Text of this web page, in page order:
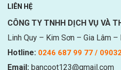
LIÊN HỆ
CÔNG TY TNHH DỊCH VỤ VÀ
Linh Quy – Kim Sơn – Gia Lâm –
Hotline: 0246 687 99 77 /
Email: bancoot123@gmail.com